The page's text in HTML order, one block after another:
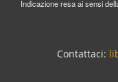
Indicazione resa ai sensi
Contattaci: